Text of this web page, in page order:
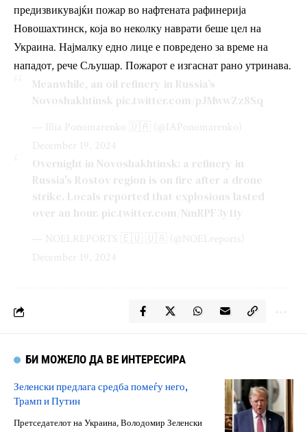
предизвикувајќи пожар во нафтената рафинерија
Новошахтинск, која во неколку наврати беше цел на
Украина. Најмалку едно лице е повредено за време на
нападот, рече Сљушар. Пожарот е изгаснат рано утринава.
Meanwhile, an oil refinery in Russia’s
Novoshakhtinsk pic.twitter.com/pJMwwZz8Sq
— Illia Ponomarenko 🇺🇦 (@IAPonomarenko)
December 19, 2024
Overnight in Novoshakhtinsk: a refinery in
Russia's Rostov region is on fire after a drone
strike. Locals reported that explosions lasted
over an hour. pic.twitter.com/NmRPF3y11y
— NOELREPORTS 🇪🇺 🇺🇦 (@NOELreports)
December 19, 2024
БИ МОЖЕЛО ДА ВЕ ИНТЕРЕСИРА
Зеленски предлага средба помеѓу него,
Трамп и Путин
Претседателот на Украина, Володомир Зеленски